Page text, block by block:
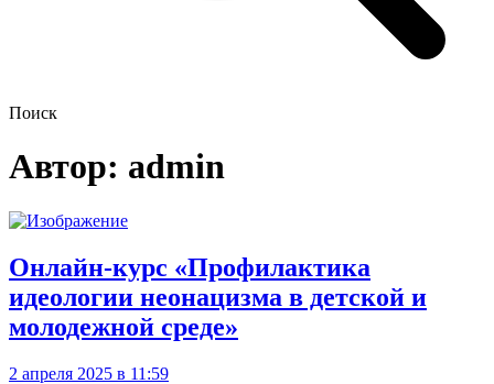
Поиск
Автор: admin
Онлайн-курс «Профилактика
идеологии неонацизма в детской и
молодежной среде»
2 апреля 2025 в 11:59